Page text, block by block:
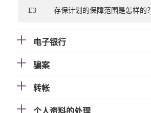
E3 存保计划的保障范围是怎样的？
电子银行
骗案
转帐
个人资料的处理